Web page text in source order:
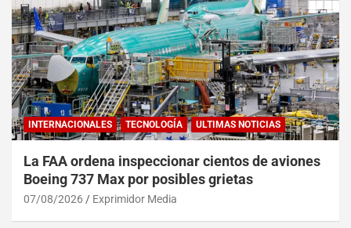
INTERNACIONALES TECNOLOGÍA ULTIMAS NOTICIAS
La FAA ordena inspeccionar cientos de aviones
Boeing 737 Max por posibles grietas
07/08/2026 Exprimidor Media